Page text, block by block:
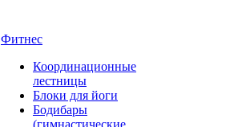
Фитнес
Координационные
лестницы
Блоки для йоги
Бодибары
(гимнастические